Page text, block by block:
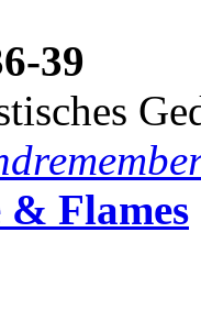
39
& Flames